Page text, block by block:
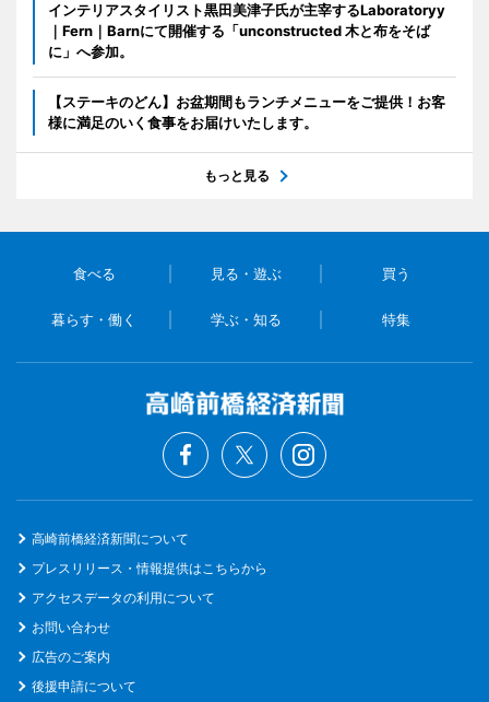
インテリアスタイリスト黒田美津子氏が主宰するLaboratoryy
｜Fern｜Barnにて開催する「unconstructed 木と布をそば
に」へ参加。
【ステーキのどん】お盆期間もランチメニューをご提供！お客
様に満足のいく食事をお届けいたします。
もっと見る
食べる 見る・遊ぶ 買う
暮らす・働く 学ぶ・知る 特集
高崎前橋経済新聞について
プレスリリース・情報提供はこちらから
アクセスデータの利用について
お問い合わせ
広告のご案内
後援申請について